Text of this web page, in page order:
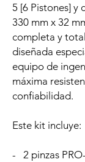
5 [6 Pistones] y
330 mm x 32
completa y
diseñada
equipo de
máxima
confiabilidad.
Este kit incluye:
- 2 pinzas